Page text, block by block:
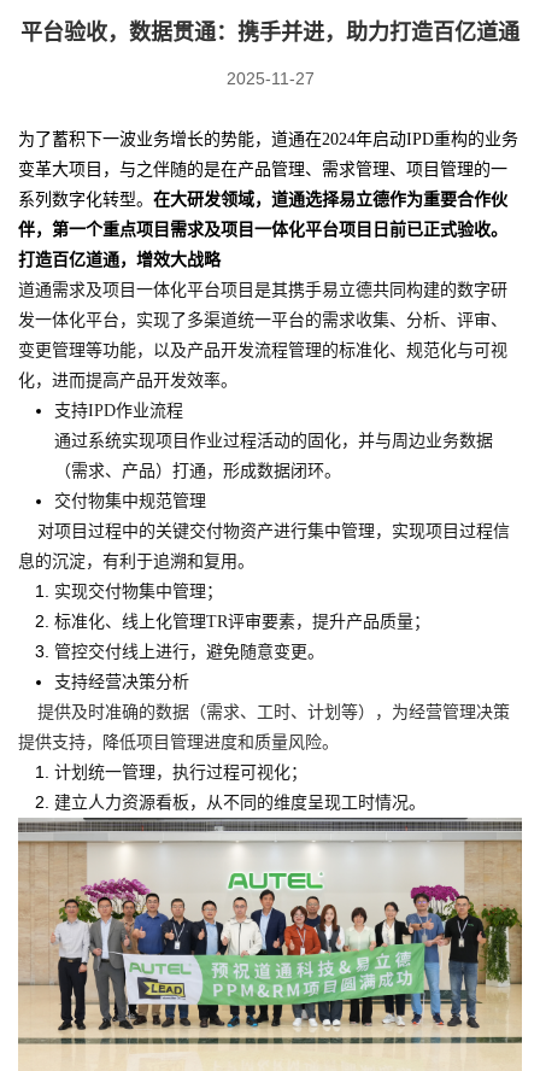
平台验收，数据贯通：携手并进，助力打造百亿道通
2025-11-27
为了蓄积下一波业务增长的势能，道通在2024年启动IPD重构的业务
变革大项目，与之伴随的是在产品管理、需求管理、项目管理的一
系列数字化转型。 在大研发领域，道通选择易立德作为重要合作伙
伴，第一个重点项目 需求及项目一体化平台项目日前已正式验收。
打造百亿道通，增效大战略
道通需求及项目一体化平台项目是其携手易立德共同构建的数字研
发一体化平台，实现了多渠道统一平台的需求收集、分析、评审、
变更管理等功能，以及产品开发流程管理的标准化、规范化与可视
化，进而提高产品开发效率。
支持IPD作业流程
通过系统实现项目作业过程活动的固化，并与周边业务数据
（需求、产品）打通，形成数据闭环。
交付物集中规范管理
对项目过程中的关键交付物资产进行集中管理，实现项目过程信
息的沉淀，有利于追溯和复用。
实现交付物集中管理；
标准化、线上化管理TR评审要素，提升产品质量；
管控交付线上进行，避免随意变更。
支持经营决策分析
提供及时准确的数据（需求、工时、计划等），为经营管理决策
提供支持，降低项目管理进度和质量风险。
计划统一管理，执行过程可视化；
建立人力资源看板，从不同的维度呈现工时情况。